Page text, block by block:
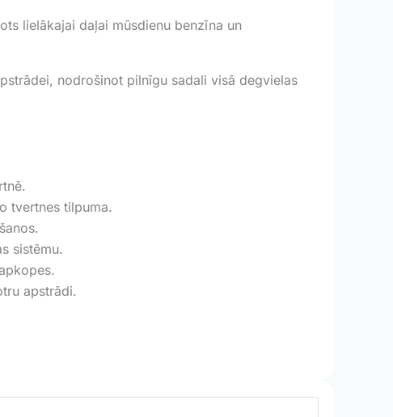
lielākajai daļai mūsdienu benzīna un
nodrošinot pilnīgu sadali visā degvielas
tvertnes tilpuma.
sistēmu.
apstrādi.